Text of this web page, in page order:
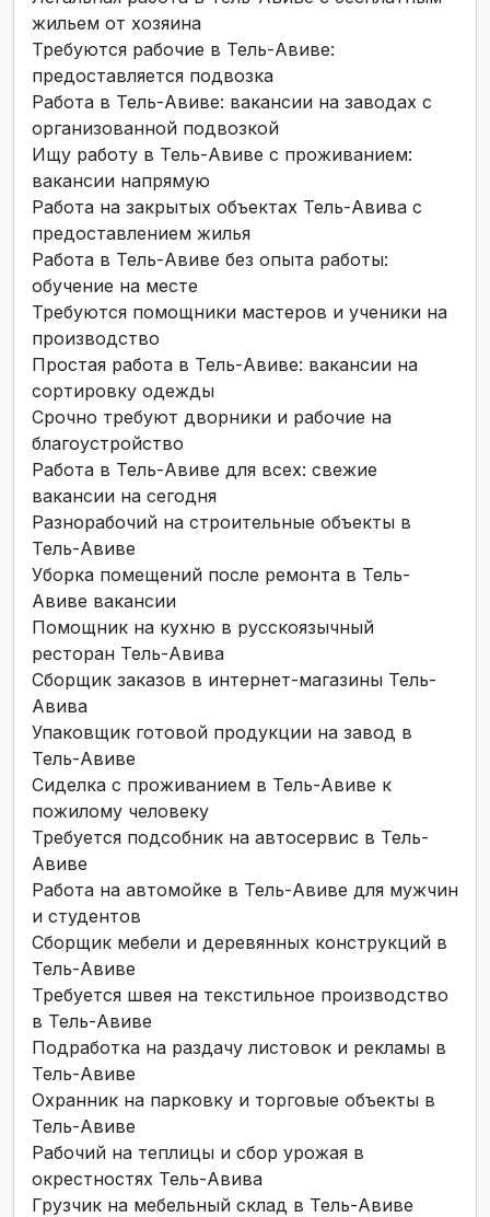
жильем от хозяина
Требуются рабочие в Тель-Авиве:
предоставляется подвозка
Работа в Тель-Авиве: вакансии на заводах с
организованной подвозкой
Ищу работу в Тель-Авиве с проживанием:
вакансии напрямую
Работа на закрытых объектах Тель-Авива с
предоставлением жилья
Работа в Тель-Авиве без опыта работы:
обучение на месте
Требуются помощники мастеров и ученики на
производство
Простая работа в Тель-Авиве: вакансии на
сортировку одежды
Срочно требуют дворники и рабочие на
благоустройство
Работа в Тель-Авиве для всех: свежие
вакансии на сегодня
Разнорабочий на строительные объекты в
Тель-Авиве
Уборка помещений после ремонта в Тель-
Авиве вакансии
Помощник на кухню в русскоязычный
ресторан Тель-Авива
Сборщик заказов в интернет-магазины Тель-
Авива
Упаковщик готовой продукции на завод в
Тель-Авиве
Сиделка с проживанием в Тель-Авиве к
пожилому человеку
Требуется подсобник на автосервис в Тель-
Авиве
Работа на автомойке в Тель-Авиве для мужчин
и студентов
Сборщик мебели и деревянных конструкций в
Тель-Авиве
Требуется швея на текстильное производство
в Тель-Авиве
Подработка на раздачу листовок и рекламы в
Тель-Авиве
Охранник на парковку и торговые объекты в
Тель-Авиве
Рабочий на теплицы и сбор урожая в
окрестностях Тель-Авива
Грузчик на мебельный склад в Тель-Авиве